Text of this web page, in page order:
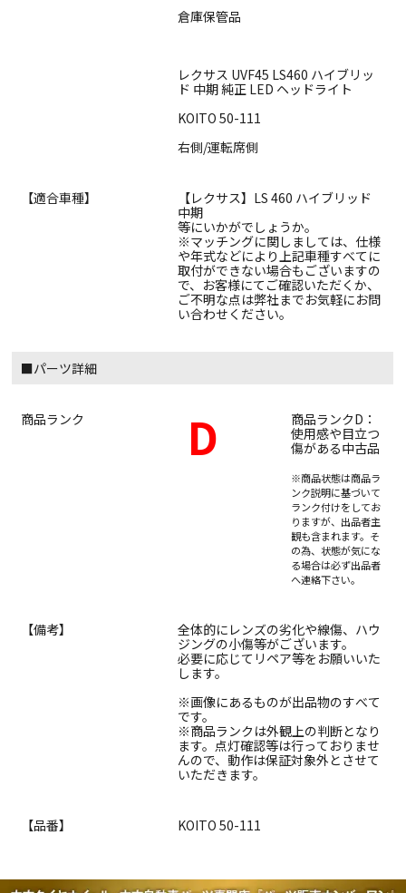
倉庫保管品
レクサス UVF45 LS460 ハイブリッ
ド 中期 純正 LED ヘッドライト
KOITO 50-111
右側/運転席側
【適合車種】
【レクサス】LS 460 ハイブリッド
中期
等にいかがでしょうか。
※マッチングに関しましては、仕様
や年式などにより上記車種すべてに
取付ができない場合もございますの
で、お客様にてご確認いただくか、
ご不明な点は弊社までお気軽にお問
い合わせください。
■パーツ詳細
商品ランク D
商品ランクD：
使用感や目立つ
傷がある中古品
※商品状態は商品ラ
ンク説明に基づいて
ランク付けをしてお
りますが、出品者主
観も含まれます。そ
の為、状態が気にな
る場合は必ず出品者
へ連絡下さい。
【備考】
全体的にレンズの劣化や線傷、ハウ
ジングの小傷等がございます。
必要に応じてリペア等をお願いいた
します。
※画像にあるものが出品物のすべて
です。
※商品ランクは外観上の判断となり
ます。点灯確認等は行っておりませ
んので、動作は保証対象外とさせて
いただきます。
【品番】 KOITO 50-111